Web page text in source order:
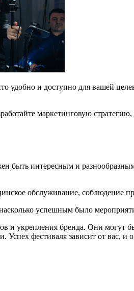
удобно и доступно для вашей
маркетинговую
быть интересным и
обслуживание, соблюдение
успешным было
и укрепления бренда. Они
фестиваля зависит от вас,